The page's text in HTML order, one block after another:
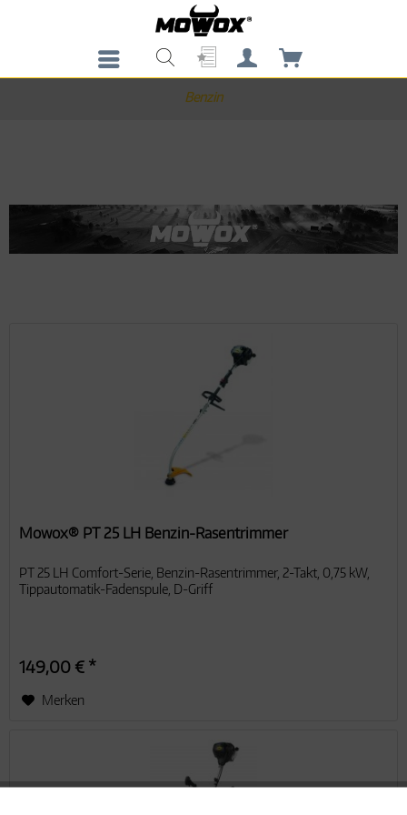
Benzin
Mowox® PT 25 LH Benzin-Rasentrimmer
PT 25 LH Comfort-Serie, Benzin-Rasentrimmer, 2-Takt, 0,75 kW,
Tippautomatik-Fadenspule, D-Griff
149,00 € *
Merken